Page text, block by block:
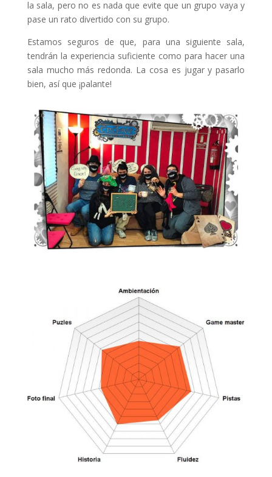
la sala, pero no es nada que evite que un grupo vaya y
pase un rato divertido con su grupo.
Estamos seguros de que, para una siguiente sala,
tendrán la experiencia suficiente como para hacer una
sala mucho más redonda. La cosa es jugar y pasarlo
bien, así que ¡palante!